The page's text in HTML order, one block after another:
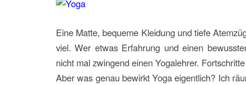
Eine Matte, bequeme Kleidung und tiefe
viel. Wer etwas Erfahrung und einen
nicht mal zwingend einen Yogalehrer.
Aber was genau bewirkt Yoga eigentlich? Ich